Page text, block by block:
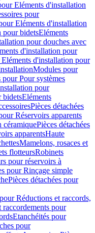
Eléments d'installation
pour
Eléments d'installation
pour bidetsEléments
pour douches avec
d'installation pour
Eléments d'installation pour
Modules pour
pour Pour systèmes
pour
bidetsEléments
Pièces détachées
Réservoirs apparents
céramiquePièces détachées
apparentsHaute
Mamelons, rosaces et
flotteursRobinets
pour réservoirs à
pour Rinçage simple
Pièces détachées pour
Réductions et raccords,
raccordements pour
Etanchéités pour
pour